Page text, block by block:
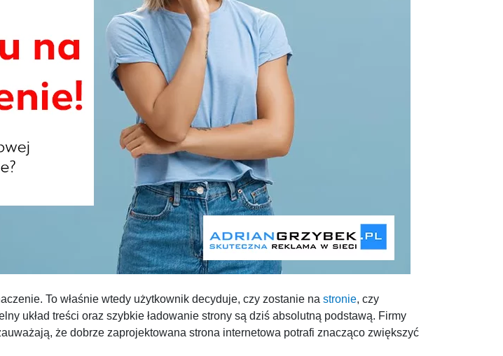
To właśnie wtedy użytkownik decyduje, czy zostanie na stronie, czy
układ treści oraz szybkie ładowanie strony są dziś absolutną podstawą. Firmy
że dobrze zaprojektowana strona internetowa potrafi znacząco zwiększyć